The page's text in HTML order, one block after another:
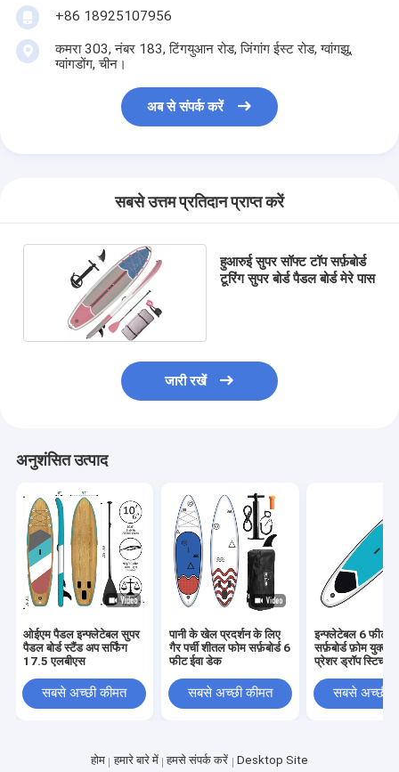
+86 18925107956
कमरा 303, नंबर 183, टिंगयुआन रोड, जिंगांग ईस्ट रोड, ग्वांगझू,
ग्वांगडोंग, चीन।
अब से संपर्क करें
सबसे उत्तम प्रतिदान प्राप्त करें
हुआरुई सुपर सॉफ्ट टॉप सर्फ़बोर्ड
टूरिंग सुपर बोर्ड पैडल बोर्ड मेरे पास
जारी रखें
अनुशंसित उत्पाद
ओईएम पैडल इन्फ्लेटेबल सुपर
पैडल बोर्ड स्टैंड अप सर्फिंग
17.5 एलबीएस
सबसे अच्छी कीमत
पानी के खेल प्रदर्शन के लिए
गैर पर्ची शीतल फोम सर्फ़बोर्ड 6
फीट ईवा डेक
सबसे अच्छी कीमत
इन्फ्लेटेबल 6 फीट
सर्फ़बोर्ड फ़ोम युक्त
प्रेशर ड्रॉप स्टिच
सबसे अच्छी
होम हमारे बारे में हमसे संपर्क करें
Desktop Site